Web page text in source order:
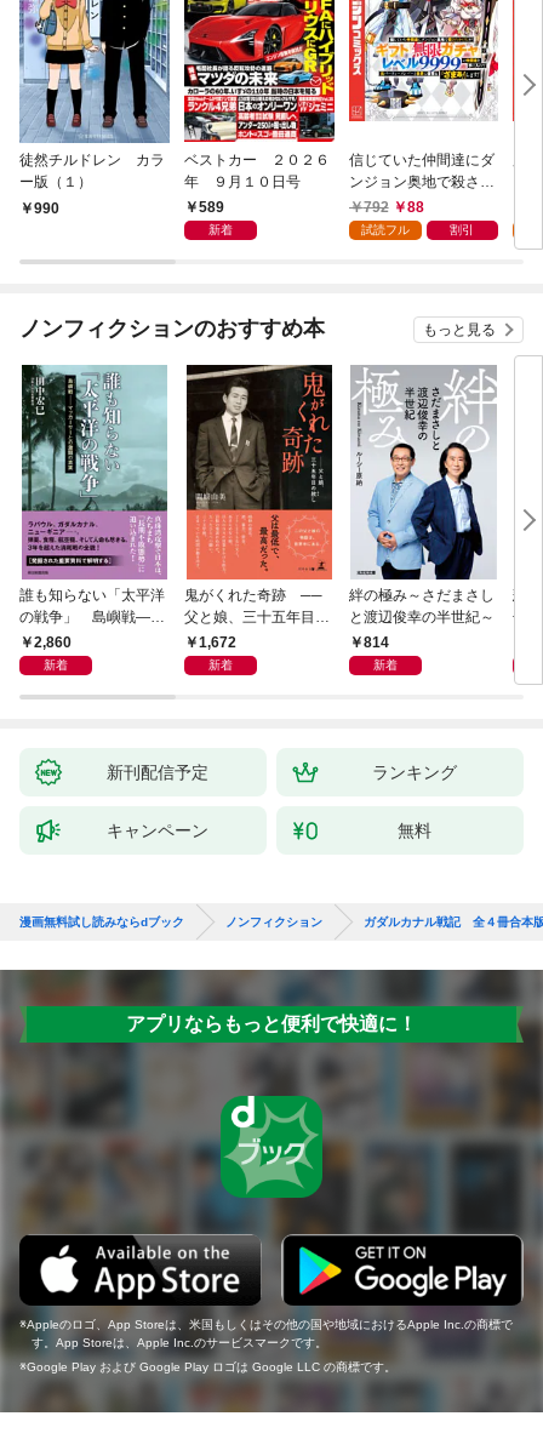
徒然チルドレン カラ
ー版（１）
990
ベストカー ２０２６
年 ９月１０日号
589
新着
信じていた仲間達にダ
ンジョン奥地で殺され
かけたがギフト『無限
ガチャ』でレベル９９
『ざまぁ！』します！
792 88
試読フル 割引
ノンフィクションのおすすめ本 もっと見る
誰も知らない「太平洋
の戦争」 島嶼戦――
マッカーサーとの激闘
の真実
2,860
新着
鬼がくれた奇跡 ──
父と娘、三十五年目の
赦し1,672
新着
絆の極み～さだまさし
と渡辺俊幸の半世紀～
814
新着
悲
子
新刊配信予定 ランキング
キャンペーン 無料
漫画無料試し読みならdブック ノンフィクション ガダルカナル戦記 全４冊合本
アプリならもっと便利で快適に！
Appleのロゴ、App Storeは、米国もしくはその他の国や地域におけるApple Inc.の商標で
す。App Storeは、Apple Inc.のサービスマークです。
Google Play および Google Play ロゴは Google LLC の商標です。